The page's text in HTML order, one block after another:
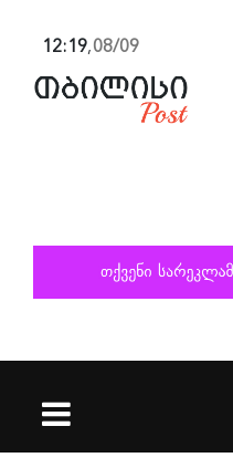
12:19,08/09